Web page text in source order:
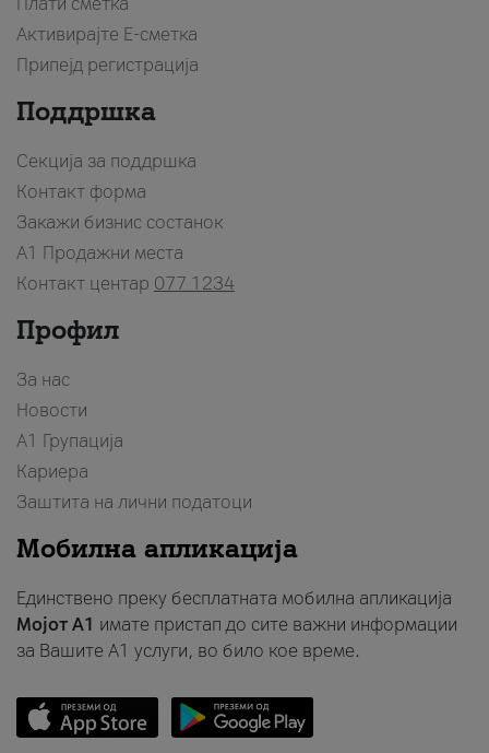
Плати сметка
Активирајте Е-сметка
Припејд регистрација
Поддршка
Секција за поддршка
Контакт форма
Закажи бизнис состанок
A1 Продажни места
Контакт центар 077 1234
Профил
За нас
Новости
А1 Групација
Кариера
Заштита на лични податоци
Мобилна апликација
Единствено преку бесплатната мобилна апликација
Мојот A1 имате пристап до сите важни информации
за Вашите A1 услуги, во било кое време.